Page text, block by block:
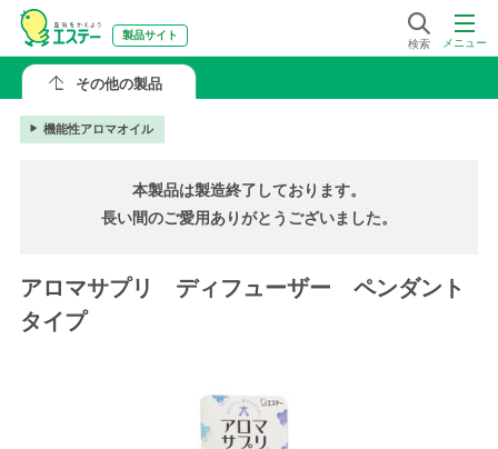
メニュー
検索
製品サイト
その他の製品
機能性アロマオイル
本製品は製造終了しております。
長い間のご愛用ありがとうございました。
アロマサプリ ディフューザー ペンダント
タイプ